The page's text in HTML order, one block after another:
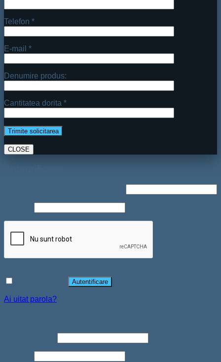
Telefon *
E-mail *
Denumire produs:
Cantitatea dorita *
CLOSE
Autentificare
Ai uitat parola?